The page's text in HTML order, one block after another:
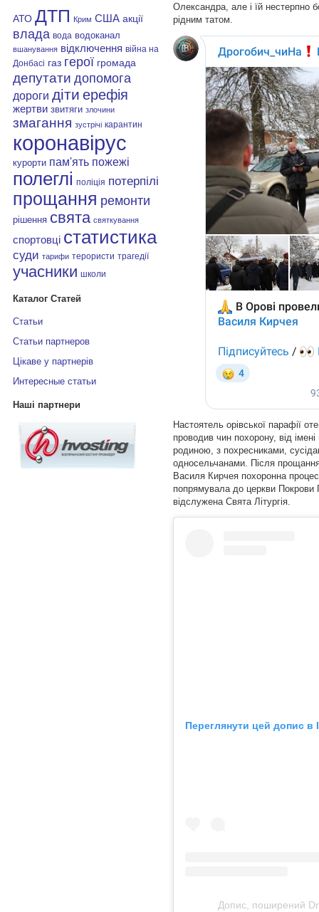
АТО ДТП Крим США акції
влада вода водоканал
вшанування відключення війна на
Донбасі газ герої громада
депутати допомога
дороги діти ерефія
жертви звитяги злочини
змагання зустрічі карантин
коронавірус
курорти пам'ять пожежі
полеглі поліція потерпілі
прощання ремонти
рішення свята святкування
спортовці статистика
суди тарифи терористи трагедії
учасники школи
Каталог Статей
Статьи
Статьи партнеров
Цікаве у партнерів
Интересные статьи
Наші партнери
Олександра, але і їй нестерпно
рідним татом.
Настоятель орівської парафії
проводив чин похорону, від
родиною, з похресниками,
односельчанами. Після прощання
Василя Кирчея похоронна
попрямувала до церкви Покрови
відслужена Свята Літургія.
Переглянути цей допис в
Допис, поширений